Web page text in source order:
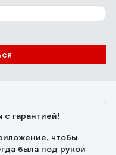
с гарантией!
чтобы
была под рукой